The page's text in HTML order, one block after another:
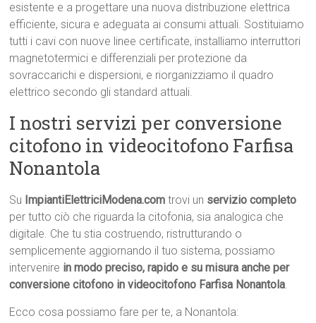
esistente e a progettare una nuova distribuzione elettrica
efficiente, sicura e adeguata ai consumi attuali. Sostituiamo
tutti i cavi con nuove linee certificate, installiamo interruttori
magnetotermici e differenziali per protezione da
sovraccarichi e dispersioni, e riorganizziamo il quadro
elettrico secondo gli standard attuali.
I nostri servizi per conversione
citofono in videocitofono Farfisa
Nonantola
Su ImpiantiElettriciModena.com trovi un servizio completo
per tutto ciò che riguarda la citofonia, sia analogica che
digitale. Che tu stia costruendo, ristrutturando o
semplicemente aggiornando il tuo sistema, possiamo
intervenire in modo preciso, rapido e su misura anche per
conversione citofono in videocitofono Farfisa Nonantola.
Ecco cosa possiamo fare per te, a Nonantola: